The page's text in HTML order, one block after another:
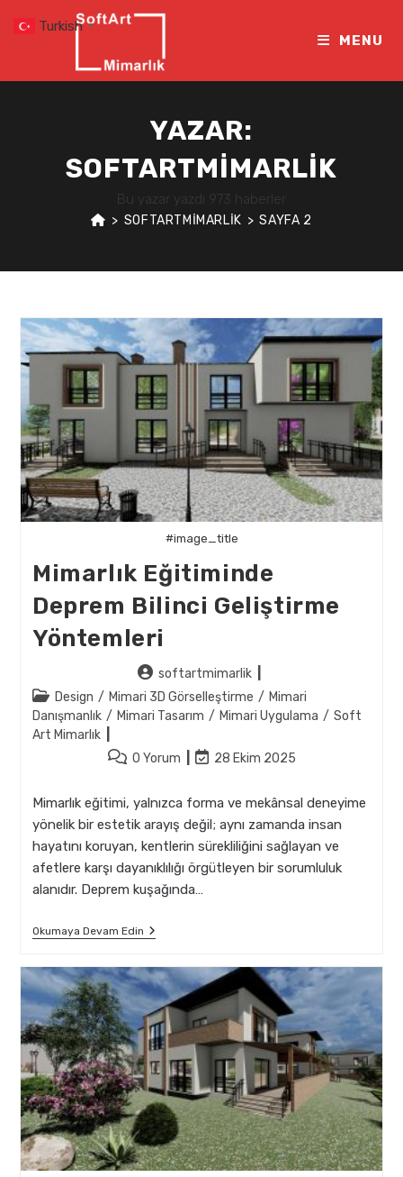
MENU
YAZAR:
SOFTARTMIMARLIK
Bu yazar yazdı 973 haberler
> SOFTARTMIMARLIK > SAYFA 2
#image_title
Mimarlık Eğitiminde
Deprem Bilinci Geliştirme
Yöntemleri
Post
author:
softartmimarlik
Post
category:
Design / Mimari 3D Görselleştirme / Mimari
Danışmanlık / Mimari Tasarım / Mimari Uygulama / Soft
Art Mimarlık
Post0 Yorum
Post28 Ekim 2025
Mimarlık eğitimi, yalnızca forma ve mekânsal deneyime
yönelik bir estetik arayış değil; aynı zamanda insan
hayatını koruyan, kentlerin sürekliliğini sağlayan ve
afetlere karşı dayanıklılığı örgütleyen bir sorumluluk
alanıdır. Deprem kuşağında…
Okumaya Devam EdinMimarlık
Bilinci
Geliştirme
Yöntemleri
Turkish ▼